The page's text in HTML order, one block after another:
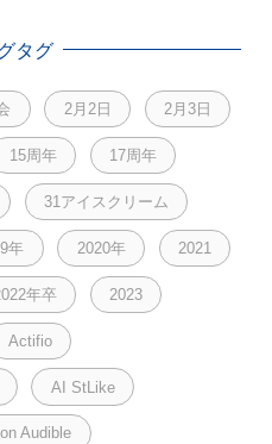
タグ
2月2日 2月3日
15周年 17周年
31アイスクリーム
年 2020年 2021
年卒 2023
Actifio
AI StLike
Audible